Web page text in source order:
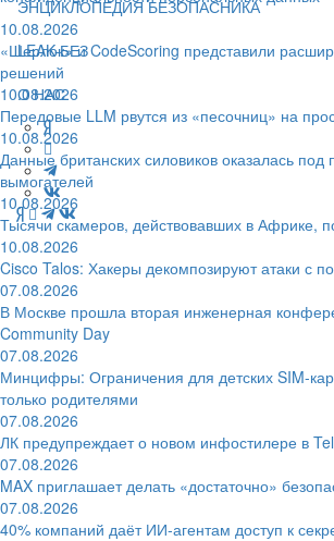
ЭНЦИКЛОПЕДИЯ БЕЗОПАСНИКА
LEAK-БЕЗ
О НАС
10.08.2026
«Шерлок» и CodeScoring представили
решений
10.08.2026
Передовые LLM рвутся из «песочниц» на
10.08.2026
Данные британских силовиков оказалась под
вымогателей
10.08.2026
Тысячи скамеров, действовавших в Африке,
10.08.2026
Cisco Talos: Хакеры декомпозируют атаки с
07.08.2026
В Москве прошла вторая инженерная
Community Day
07.08.2026
Минцифры: Ограничения для детских SIM-
только родителями
07.08.2026
ЛК предупреждает о новом инфостилере в
07.08.2026
MAX приглашает делать «достаточно»
07.08.2026
40% компаний даёт ИИ‑агентам доступ к